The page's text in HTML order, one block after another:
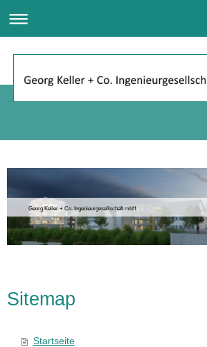
Georg Keller + Co. Ingenieurgesellschaft mbH
Sitemap
Startseite